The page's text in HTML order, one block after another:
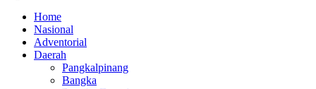
Home
Nasional
Adventorial
Daerah
Pangkalpinang
Bangka